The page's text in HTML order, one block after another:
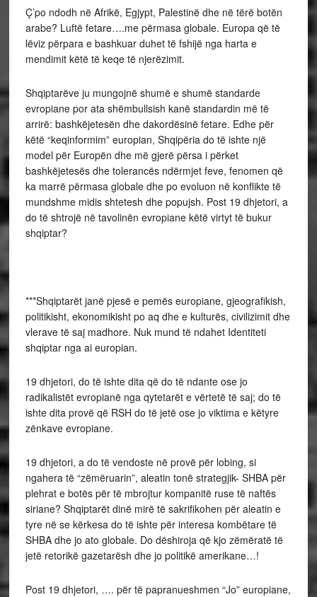
Ç’po ndodh në Afrikë, Egjypt, Palestinë dhe në tërë botën
arabe? Luftë fetare….me përmasa globale. Europa që të
lëviz përpara e bashkuar duhet të fshijë nga harta e
mendimit këtë të keqe të njerëzimit.
Shqiptarëve ju mungojnë shumë e shumë standarde
evropiane por ata shëmbullsish kanë standardin më të
arrirë: bashkëjetesën dhe dakordësinë fetare. Edhe për
këtë “keqinformim” europian, Shqipëria do të ishte një
model për Europën dhe më gjerë përsa i përket
bashkëjetesës dhe tolerancës ndërmjet feve, fenomen që
ka marrë përmasa globale dhe po evoluon në konflikte të
mundshme midis shtetesh dhe popujsh. Post 19 dhjetori, a
do të shtrojë në tavolinën evropiane këtë virtyt të bukur
shqiptar?
***Shqiptarët janë pjesë e pemës europiane, gjeografikish,
politikisht, ekonomikisht po aq dhe e kulturës, civilizimit dhe
vlerave të saj madhore. Nuk mund të ndahet Identiteti
shqiptar nga ai europian.
19 dhjetori, do të ishte dita që do të ndante ose jo
radikalistët evropianë nga qytetarët e vërtetë të saj; do të
ishte dita provë që RSH do të jetë ose jo viktima e këtyre
zënkave evropiane.
19 dhjetori, a do të vendoste në provë për lobing, si
ngahera të “zëmëruarin”, aleatin tonë strategjik- SHBA për
plehrat e botës për të mbrojtur kompanitë ruse të naftës
siriane? Shqiptarët dinë mirë të sakrifikohen për aleatin e
tyre në se kërkesa do të ishte për interesa kombëtare të
SHBA dhe jo ato globale. Do dëshiroja që kjo zëmëratë të
jetë retorikë gazetarësh dhe jo politikë amerikane…!
Post 19 dhjetori, …. për të papranueshmen “Jo” europiane,